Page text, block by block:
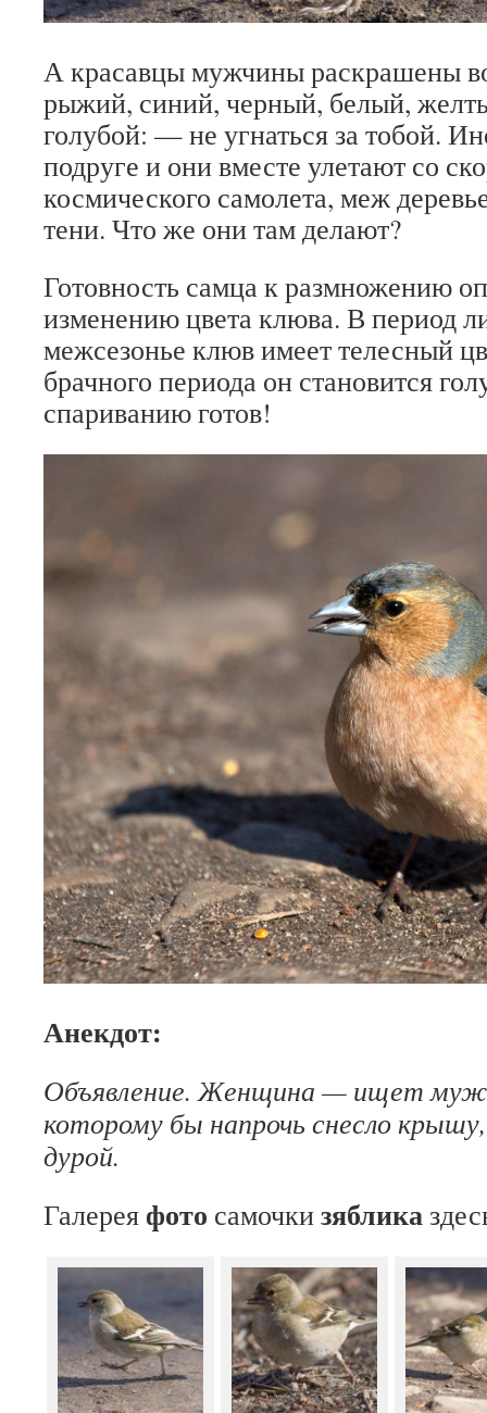
А красавцы мужчины раскрашены
рыжий, синий, черный, белый,
голубой: — не угнаться за тобой.
подруге и они вместе улетают со
космического самолета, меж
тени. Что же они там делают?
Готовность самца к размножению
изменению цвета клюва. В период
межсезонье клюв имеет телесный
брачного периода он становится
спариванию готов!
Анекдот:
Объявление. Женщина — ищет
которому бы напрочь снесло
дурой.
Галерея фото самочкизяблика